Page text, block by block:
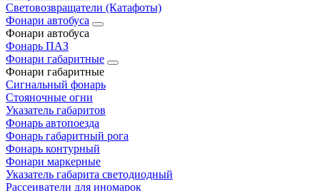
Световозвращатели (Катафоты)
Фонари автобуса
Фонари автобуса
Фонарь ПАЗ
Фонари габаритные
Фонари габаритные
Сигнальный фонарь
Стояночные огни
Указатель габаритов
Фонарь автопоезда
Фонарь габаритный рога
Фонарь контурный
Фонари маркерные
Указатель габарита светодиодный
Рассеиватели для иномарок